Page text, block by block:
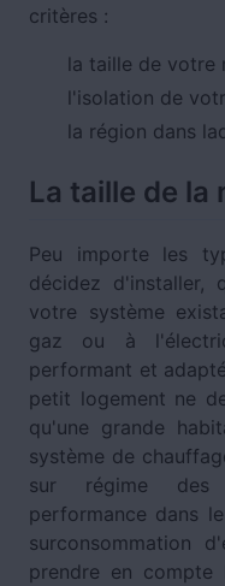
critères :
la taille de votre
l'isolation de
la région dans
La taille de la
Peu importe les
décidez d'installer,
votre système
gaz ou à
performant et
petit logement ne
qu'une grande
système de
sur régime des
performance dans
surconsommation
prendre en